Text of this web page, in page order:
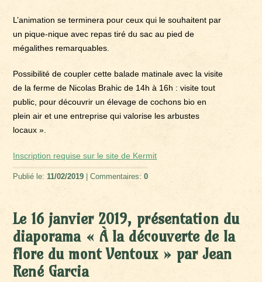
L’animation se terminera pour ceux qui le souhaitent par
un pique-nique avec repas tiré du sac au pied de
mégalithes remarquables.
Possibilité de coupler cette balade matinale avec la visite
de la ferme de Nicolas Brahic de 14h à 16h : visite tout
public, pour découvrir un élevage de cochons bio en
plein air et une entreprise qui valorise les arbustes
locaux ».
Inscription requise sur le site de Kermit
Publié le:11/02/2019 | Commentaires:0
Le 16 janvier 2019, présentation du
diaporama « À la découverte de la
flore du mont Ventoux » par Jean
René Garcia